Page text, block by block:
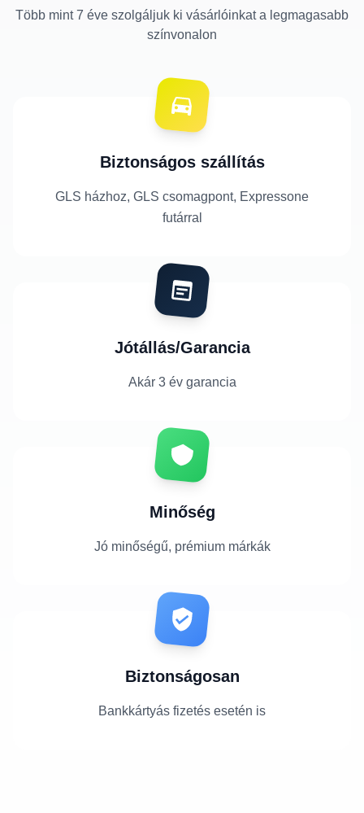
Több mint 7 éve szolgáljuk ki vásárlóinkat a legmagasabb
színvonalon
Biztonságos szállítás
GLS házhoz, GLS csomagpont, Expressone
futárral
Jótállás/Garancia
Akár 3 év garancia
Minőség
Jó minőségű, prémium márkák
Biztonságosan
Bankkártyás fizetés esetén is